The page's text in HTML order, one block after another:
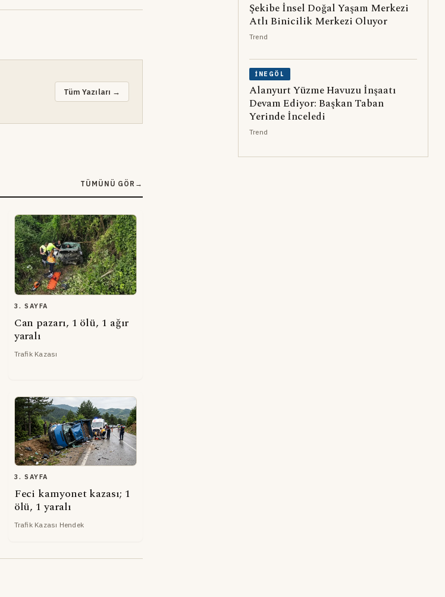
Tüm Yazıları →
TÜMÜNÜ GÖR →
3. SAYFA
Can pazarı, 1 ölü, 1 ağır
yaralı
Trafik Kazası
3. SAYFA
Feci kamyonet kazası; 1
ölü, 1 yaralı
Trafik Kazası Hendek
Şekibe İnsel Doğal Yaşam Merkezi
Atlı Binicilik Merkezi Oluyor
Trend
İNEGÖL
Alanyurt Yüzme Havuzu İnşaatı
Devam Ediyor: Başkan Taban
Yerinde İnceledi
Trend